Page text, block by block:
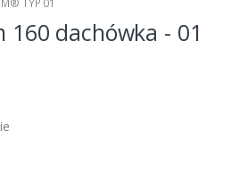
TYP 01
160 dachówka - 01